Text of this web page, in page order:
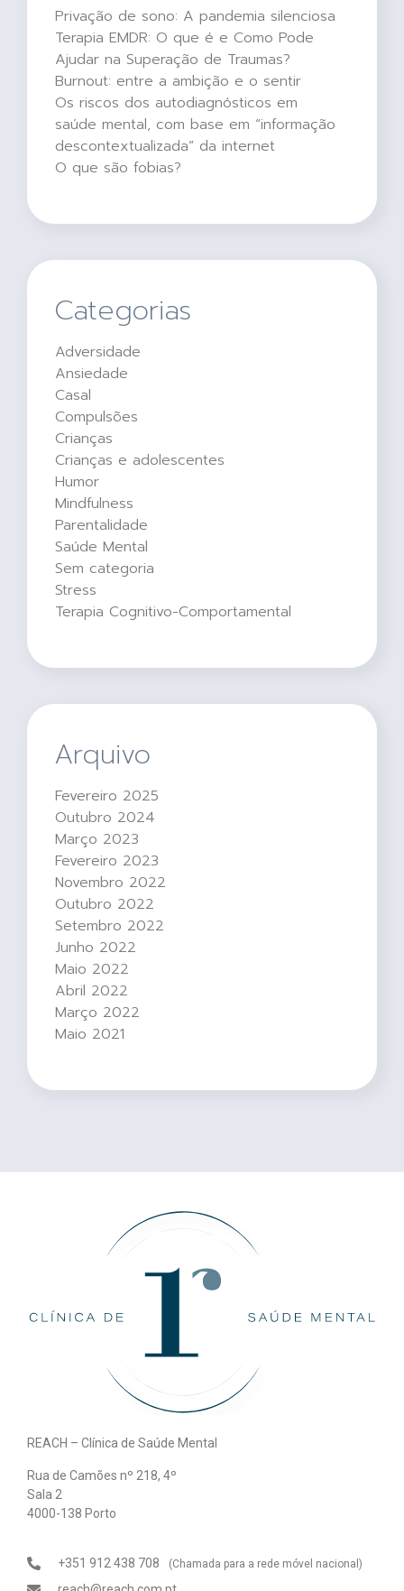
Privação de sono: A pandemia silenciosa
Terapia EMDR: O que é e Como Pode
Ajudar na Superação de Traumas?
Burnout: entre a ambição e o sentir
Os riscos dos autodiagnósticos em
saúde mental, com base em “informação
descontextualizada” da internet
O que são fobias?
Categorias
Adversidade
Ansiedade
Casal
Compulsões
Crianças
Crianças e adolescentes
Humor
Mindfulness
Parentalidade
Saúde Mental
Sem categoria
Stress
Terapia Cognitivo-Comportamental
Arquivo
Fevereiro 2025
Outubro 2024
Março 2023
Fevereiro 2023
Novembro 2022
Outubro 2022
Setembro 2022
Junho 2022
Maio 2022
Abril 2022
Março 2022
Maio 2021
+351 912 438 708 (Chamada para a rede móvel nacional)
REACH – Clínica de Saúde Mental
Rua de Camões nº 218, 4º
Sala 2
4000-138 Porto